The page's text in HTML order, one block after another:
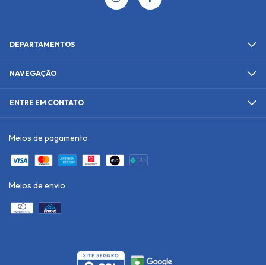
DEPARTAMENTOS
NAVEGAÇÃO
ENTRE EM CONTATO
Meios de pagamento
Meios de envio